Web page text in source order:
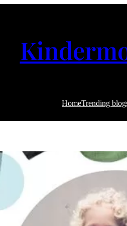
HomeTrending